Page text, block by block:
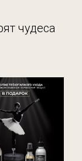
чудеса